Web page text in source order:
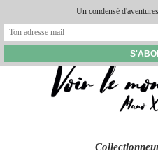
Un condensé